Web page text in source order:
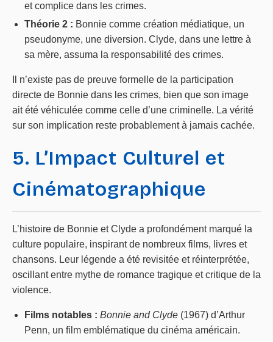
et complice dans les crimes.
Théorie 2 : Bonnie comme création médiatique, un
pseudonyme, une diversion. Clyde, dans une lettre à
sa mère, assuma la responsabilité des crimes.
Il n’existe pas de preuve formelle de la participation
directe de Bonnie dans les crimes, bien que son image
ait été véhiculée comme celle d’une criminelle. La vérité
sur son implication reste probablement à jamais cachée.
5. L’Impact Culturel et
Cinématographique
L’histoire de Bonnie et Clyde a profondément marqué la
culture populaire, inspirant de nombreux films, livres et
chansons. Leur légende a été revisitée et réinterprétée,
oscillant entre mythe de romance tragique et critique de la
violence.
Films notables : Bonnie and Clyde (1967) d’Arthur
Penn, un film emblématique du cinéma américain.